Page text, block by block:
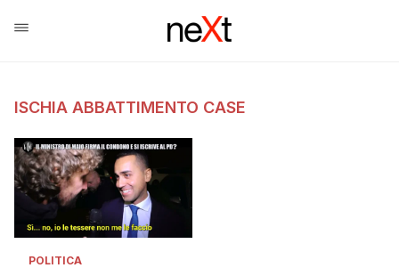
ISCHIA ABBATTIMENTO CASE
POLITICA